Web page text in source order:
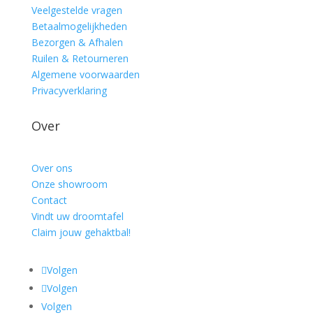
Veelgestelde vragen
Betaalmogelijkheden
Bezorgen & Afhalen
Ruilen & Retourneren
Algemene voorwaarden
Privacyverklaring
Over
Over ons
Onze showroom
Contact
Vindt uw droomtafel
Claim jouw gehaktbal!
Volgen
Volgen
Volgen